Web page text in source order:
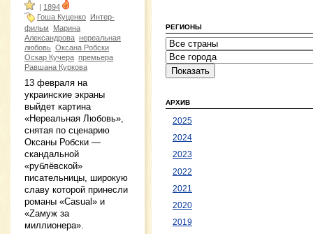
| 1894
Гоша Куценко Интер-
фильм
Марина
Александрова нереальная
любовь Оксана Робски
Оскар Кучера премьера
Равшана Куркова
13 февраля на
украинские экраны
выйдет картина
«Нереальная Любовь»,
снятая по сценарию
Оксаны Робски —
скандальной
«рублёвской»
писательницы, широкую
славу которой принесли
романы «Casual» и
«Zaмуж за
миллионера».
РЕГИОНЫ
АРХИВ
2025
2024
2023
2022
2021
2020
2019